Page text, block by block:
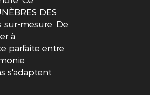
DES
mesure. De
à
parfaite entre
s'adaptent